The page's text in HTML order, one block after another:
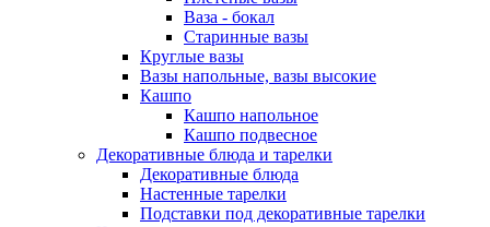
Ваза - бокал
Старинные вазы
Круглые вазы
Вазы напольные, вазы высокие
Кашпо
Кашпо напольное
Кашпо подвесное
Декоративные блюда и тарелки
Декоративные блюда
Настенные тарелки
Подставки под декоративные тарелки